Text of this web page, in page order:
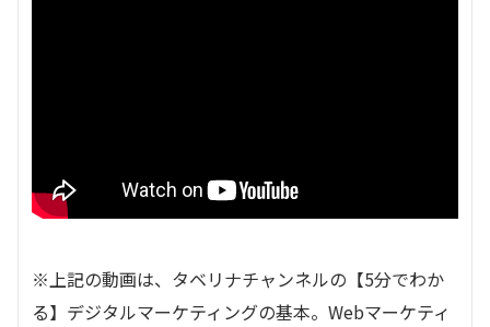
※上記の動画は、タベリナチャンネルの【5分でわか
る】デジタルマーケティングの基本。Webマーケティ